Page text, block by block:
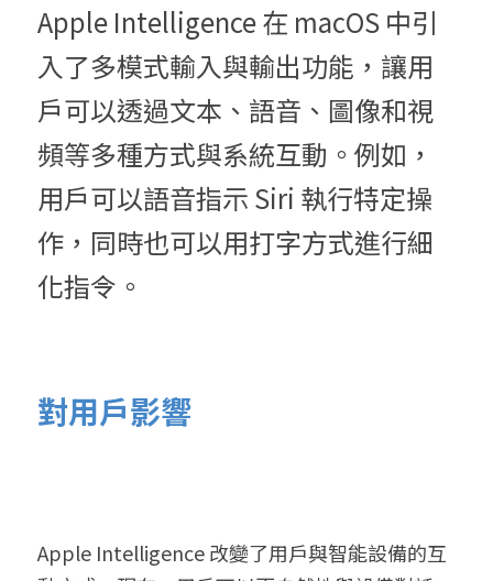
Apple Intelligence 在 macOS 中引
入了多模式輸入與輸出功能，讓用
戶可以透過文本、語音、圖像和視
頻等多種方式與系統互動。例如，
用戶可以語音指示 Siri 執行特定操
作，同時也可以用打字方式進行細
化指令。
對用戶影響
Apple Intelligence 改變了用戶與智能設備的互